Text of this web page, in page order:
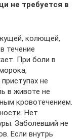
не требуется в
колющей,
течение
При боли в
не
в животе не
кровотечением.
Нет
Заболевший не
Если внутрь